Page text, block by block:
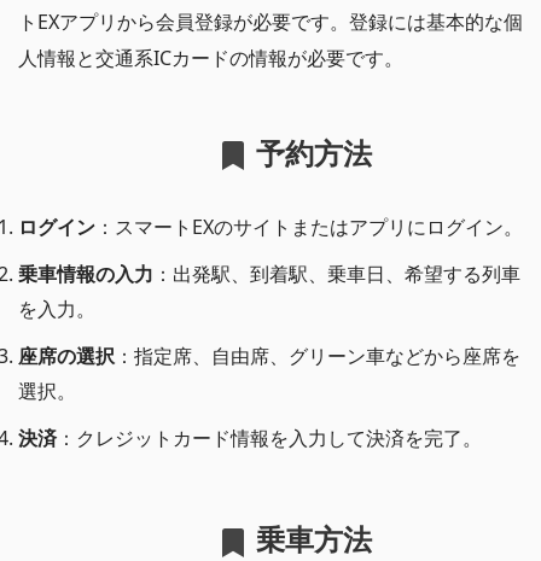
トEXアプリから会員登録が必要です。登録には基本的な個
人情報と交通系ICカードの情報が必要です。
予約方法
ログイン ：スマートEXのサイトまたはアプリにログイン。
乗車情報の入力 ：出発駅、到着駅、乗車日、希望する列車
を入力。
座席の選択 ：指定席、自由席、グリーン車などから座席を
選択。
決済：クレジットカード情報を入力して決済を完了。
乗車方法